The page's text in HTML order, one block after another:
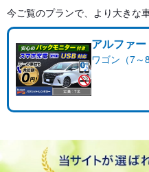
今ご覧のプランで、より大きな
アルファ
ワゴン（7～